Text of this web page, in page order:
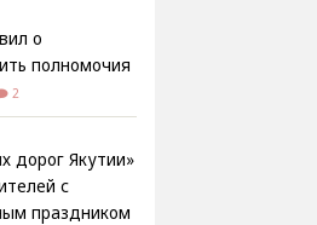
о
полномочия
2
дорог Якутии»
с
праздником